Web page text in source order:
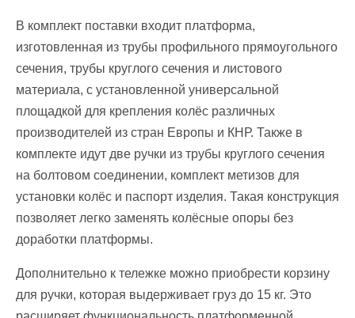
В комплект поставки входит платформа,
изготовленная из трубы профильного прямоугольного
сечения, трубы круглого сечения и листового
материала, с установленной универсальной
площадкой для крепления колёс различных
производителей из стран Европы и КНР. Также в
комплекте идут две ручки из трубы круглого сечения
на болтовом соединении, комплект метизов для
установки колёс и паспорт изделия. Такая конструкция
позволяет легко заменять колёсные опоры без
доработки платформы.
Дополнительно к тележке можно приобрести корзину
для ручки, которая выдерживает груз до 15 кг. Это